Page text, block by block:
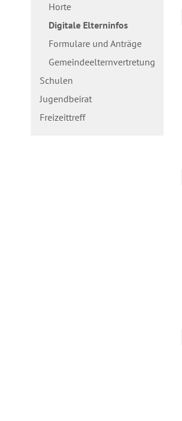
Horte
Digitale Elterninfos
Formulare und Anträge
Gemeindeelternvertretung
Schulen
Jugendbeirat
Freizeittreff